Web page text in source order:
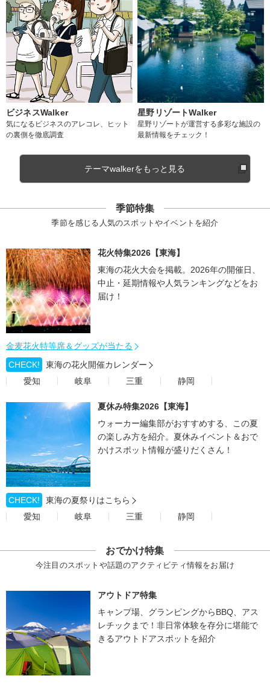
ビジネスWalker
気になるビジネスのアレコレ、ヒット
の裏側を徹底調査
星野リゾートWalker
星野リゾートが運営する多彩な施設の
最新情報をチェック！
テーマwalkerをもっと見る
季節特集
季節を感じる人気のスポットやイベントを紹介
花火特集2026【東海】
東海の花火大会を掲載。2026年の開催日、
中止・延期情報や人気ランキングなどをお
届け！
金麦花火特等席＆グッズが当たる
CHECK!
東海の花火開催カレンダー
愛知
岐阜 三重 静岡
夏休み特集2026【東海】
ウォーカー編集部がおすすめする、この夏
の楽しみ方を紹介。夏休みイベント＆おで
かけスポット情報が盛りだくさん！
CHECK!
東海の夏祭りはこちら
愛知
岐阜 三重 静岡
おでかけ特集
今注目のスポットや話題のアクティビティ情報をお届け
アウトドア特集
キャンプ場、グランピングからBBQ、アス
レチックまで！非日常体験を存分に堪能で
きるアウトドアスポットを紹介